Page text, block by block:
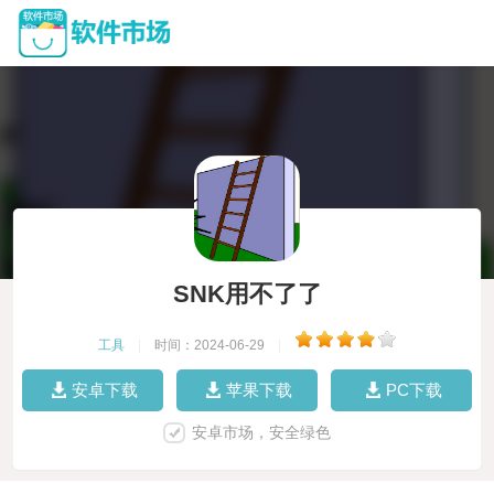
SNK用不了了
工具 时间：2024-06-29
安卓下载 苹果下载 PC下载
安卓市场，安全绿色